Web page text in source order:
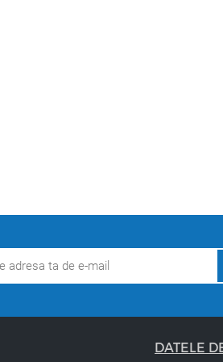
mai mult de 130 de nuanțe.
DATELE